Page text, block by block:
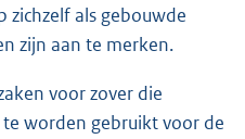
zichzelf als gebouwde
zijn aan te merken.
voor zover die
worden gebruikt voor de